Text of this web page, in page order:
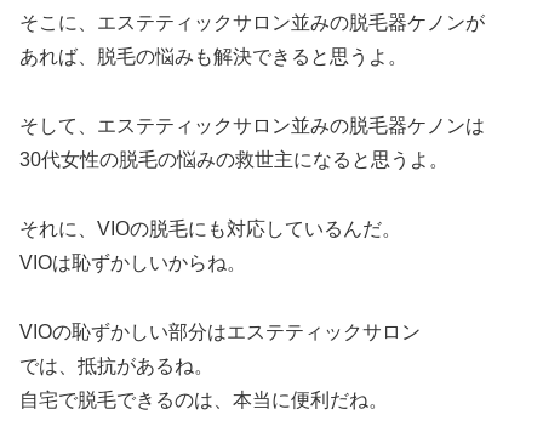
そこに、エステティックサロン並みの脱毛器ケノンが
あれば、脱毛の悩みも解決できると思うよ。
そして、エステティックサロン並みの脱毛器ケノンは
30代女性の脱毛の悩みの救世主になると思うよ。
それに、VIOの脱毛にも対応しているんだ。
VIOは恥ずかしいからね。
VIOの恥ずかしい部分はエステティックサロン
では、抵抗があるね。
自宅で脱毛できるのは、本当に便利だね。